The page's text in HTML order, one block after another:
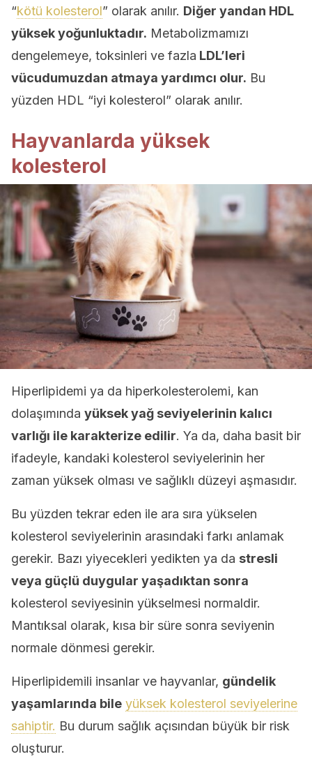
“kötü kolesterol” olarak anılır. Diğer yandan HDL
yüksek yoğunluktadır. Metabolizmamızı
dengelemeye, toksinleri ve fazla LDL’leri
vücudumuzdan atmaya yardımcı olur. Bu
yüzden HDL “iyi kolesterol” olarak anılır.
Hayvanlarda yüksek
kolesterol
Hiperlipidemi ya da hiperkolesterolemi, kan
dolaşımında yüksek yağ seviyelerinin kalıcı
varlığı ile karakterize edilir. Ya da, daha basit bir
ifadeyle, kandaki kolesterol seviyelerinin her
zaman yüksek olması ve sağlıklı düzeyi aşmasıdır.
Bu yüzden tekrar eden ile ara sıra yükselen
kolesterol seviyelerinin arasındaki farkı anlamak
gerekir. Bazı yiyecekleri yedikten ya da stresli
veya güçlü duygular yaşadıktan sonra
kolesterol seviyesinin yükselmesi normaldir.
Mantıksal olarak, kısa bir süre sonra seviyenin
normale dönmesi gerekir.
Hiperlipidemili insanlar ve hayvanlar, gündelik
yaşamlarında bile yüksek kolesterol seviyelerine
sahiptir. Bu durum sağlık açısından büyük bir risk
oluşturur.